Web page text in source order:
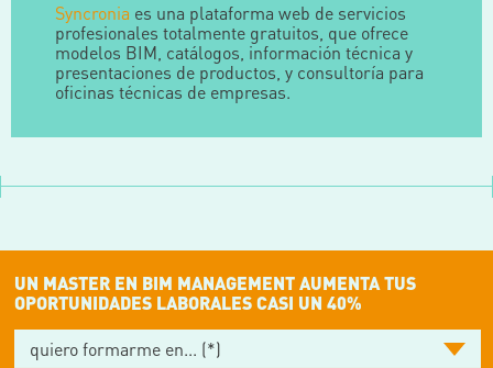
Syncronia es una plataforma web de servicios
profesionales totalmente gratuitos, que ofrece
modelos BIM, catálogos, información técnica y
presentaciones de productos, y consultoría para
oficinas técnicas de empresas.
UN MASTER EN BIM MANAGEMENT AUMENTA TUS
OPORTUNIDADES LABORALES CASI UN 40%